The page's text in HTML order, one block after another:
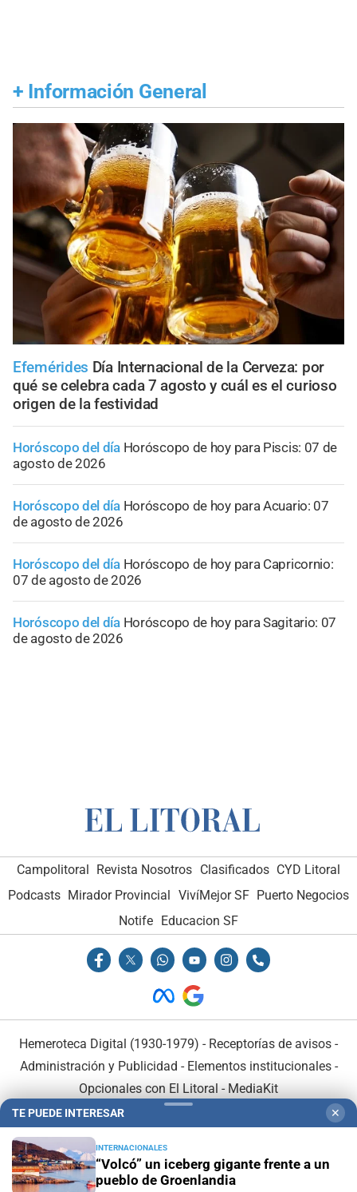
+ Información General
Efemérides Día Internacional de la Cerveza: por
qué se celebra cada 7 agosto y cuál es el curioso
origen de la festividad
Horóscopo del día Horóscopo de hoy para Piscis: 07 de
agosto de 2026
Horóscopo del día Horóscopo de hoy para Acuario: 07
de agosto de 2026
Horóscopo del día Horóscopo de hoy para Capricornio:
07 de agosto de 2026
Horóscopo del día Horóscopo de hoy para Sagitario: 07
de agosto de 2026
Campolitoral Revista Nosotros Clasificados CYD Litoral
Podcasts Mirador Provincial VivíMejor SF Puerto Negocios
Notife
Educacion SF
Hemeroteca Digital (1930-1979) - Receptorías de avisos -
Administración y Publicidad - Elementos institucionales-
Opcionales con El Litoral - MediaKit
TE PUEDE INTERESAR ✕
INTERNACIONALES
“Volcó” un iceberg gigante frente a un
pueblo de Groenlandia